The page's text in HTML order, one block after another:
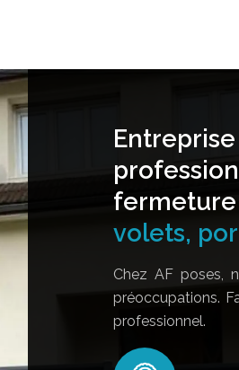
fermeture
volets,
Chez AF poses,
préoccupations.
professionnel.